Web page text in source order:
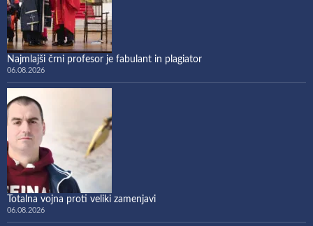
Najmlajši črni profesor je fabulant in plagiator
06.08.2026
Totalna vojna proti veliki zamenjavi
06.08.2026